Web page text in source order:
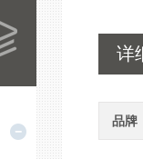
详
品牌